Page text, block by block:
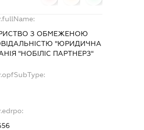
З ОБМЕЖЕНОЮ
"ЮРИДИЧНА
"НОБІЛІС ПАРТНЕРЗ"